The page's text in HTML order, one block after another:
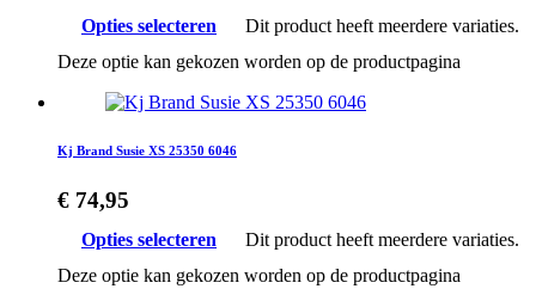
Opties selecteren
Dit product heeft meerdere variaties.
Deze optie kan gekozen worden op de productpagina
Kj Brand Susie XS 25350 6046
€ 74,95
Opties selecteren
Dit product heeft meerdere variaties.
Deze optie kan gekozen worden op de productpagina